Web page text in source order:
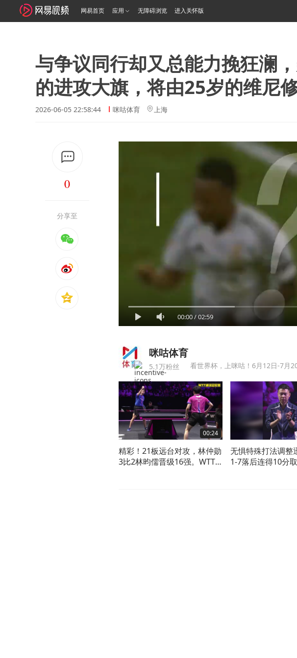
网易首页 应用 无障碍浏览 进入关怀版
与争议同行却又总能力挽狂澜
的进攻大旗，将由25岁的维尼
2026-06-05 22:58:44 咪咕体育 上海
0
分享至
00:00/02:59
咪咕体育
5.1万粉丝 看世界杯，上咪咕！6月12日-7月
00:24
精彩！21板远台对攻，林仲勋
3比2林昀儒晋级16强。WTT
无惧特殊打法调整
1-7落后连得10分